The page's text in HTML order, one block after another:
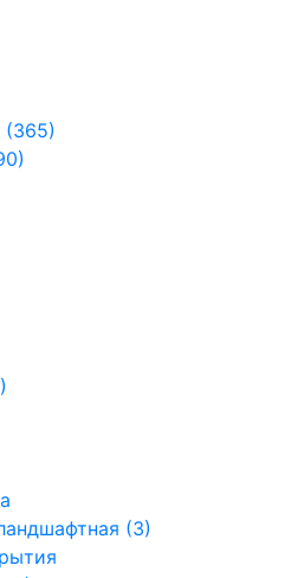
(365)
(3)